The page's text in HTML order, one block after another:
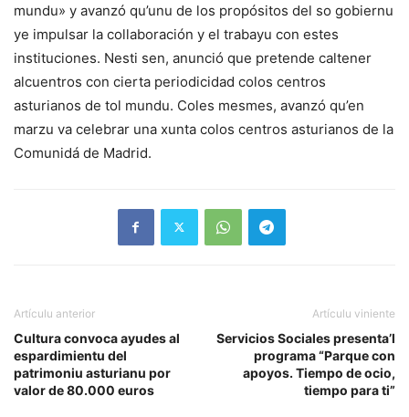
mundu» y avanzó qu’unu de los propósitos del so gobiernu
ye impulsar la collaboración y el trabayu con estes
instituciones. Nesti sen, anunció que pretende caltener
alcuentros con cierta periodicidad colos centros
asturianos de tol mundu. Coles mesmes, avanzó qu’en
marzu va celebrar una xunta colos centros asturianos de la
Comunidá de Madrid.
Artículu anterior
Cultura convoca ayudes al
espardimientu del
patrimoniu asturianu por
valor de 80.000 euros
Artículu viniente
Servicios Sociales presenta’l
programa “Parque con
apoyos. Tiempo de ocio,
tiempo para ti”